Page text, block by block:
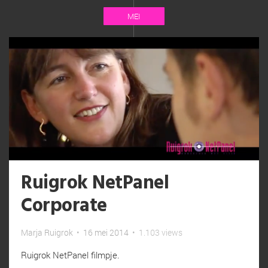
MEI
Ruigrok NetPanel
Corporate
Marja Ruigrok • 16 mei 2014 • 1.103 views
Ruigrok NetPanel filmpje.